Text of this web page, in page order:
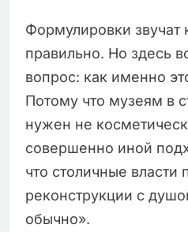
Формулировки звучат
правильно. Но здесь
вопрос: как именно
Потому что музеям в
нужен не
совершенно иной
что столичные власти
реконструкции с
обычно».